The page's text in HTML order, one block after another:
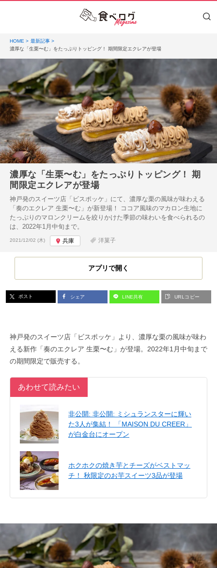
HOME
最新記事
濃厚な「生栗〜む」をたっぷりトッピング！ 期間限定エクレアが登場
濃厚な「生栗〜む」をたっぷりトッピング！ 期
間限定エクレアが登場
神戸発のスイーツ店「ビスポッケ」にて、濃厚な栗の風味が味わえる
「奏のエクレア 生栗〜む」が新登場！ ココア風味のマカロン生地に
たっぷりのマロンクリームを絞りかけた季節の味わいを食べられるの
は、2022年1月中旬まで。
投稿日:
2021/12/02 (木) 兵庫 洋菓子
アプリで開く
ポスト シェア LINE共有 URLコピー
神戸発のスイーツ店「ビスポッケ」より、濃厚な栗の風味が味わ
える新作「奏のエクレア 生栗〜む」が登場。2022年1月中旬まで
の期間限定で販売する。
あわせて読みたい
非公開: 非公開: ミシュランスターに輝い
た3人が集結！ 「MAISON DU CREER」
が白金台にオープン
ホクホクの焼き芋とチーズがベストマッ
チ！ 秋限定のお芋スイーツ3品が登場